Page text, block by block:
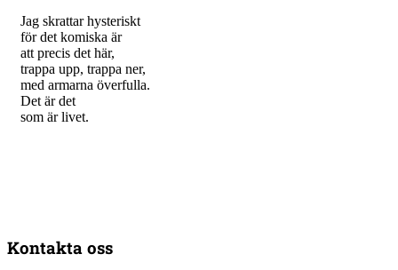
Jag skrattar hysteriskt
för det komiska är
att precis det här,
trappa upp, trappa ner,
med armarna överfulla.
Det är det
som är livet.
Kontakta oss